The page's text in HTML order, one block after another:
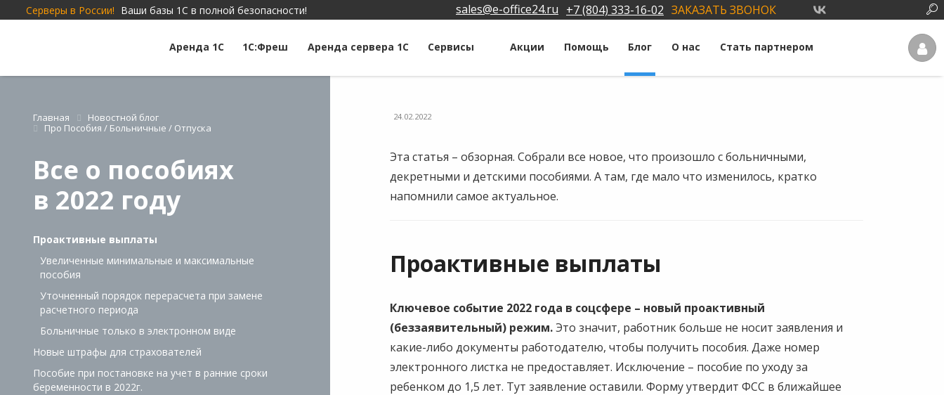
Серверы в России! Ваши базы 1С в полной безопасности! sales@e-office24.ru +7 (804) 333-16-02 ЗАКАЗАТЬ ЗВОНОК
Аренда 1С 1С:Фреш Аренда сервера 1С Сервисы Акции Помощь Блог О нас Стать партнером
Главная
Новостной блог
Про Пособия / Больничные / Отпуска
Все о пособиях
в 2022 году
Проактивные выплаты
Увеличенные минимальные и максимальные
пособия
Уточненный порядок перерасчета при замене
расчетного периода
Больничные только в электронном виде
Новые штрафы для страхователей
Пособие при постановке на учет в ранние сроки
беременности в 2022г.
24.02.2022
Эта статья – обзорная. Собрали все новое, что произошло с больничными,
декретными и детскими пособиями. А там, где мало что изменилось, кратко
напомнили самое актуальное.
Проактивные выплаты
Ключевое событие 2022 года в соцсфере – новый проактивный
(беззаявительный) режим.Это значит, работник больше не носит заявления и
какие-либо документы работодателю, чтобы получить пособия. Даже номер
электронного листка не предоставляет. Исключение – пособие по уходу за
ребенком до 1,5 лет. Тут заявление оставили. Форму утвердит ФСС в ближайшее